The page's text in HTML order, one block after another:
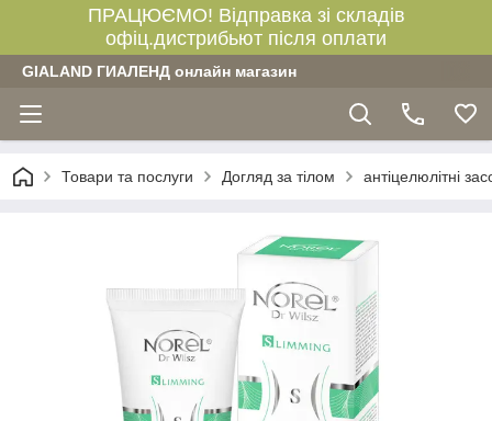
ПРАЦЮЄМО! Відправка зі складів
офіц.дистрибьют після оплати
GIALAND ГИАЛЕНД онлайн магазин
Товари та послуги Догляд за тілом антіцелюлітні